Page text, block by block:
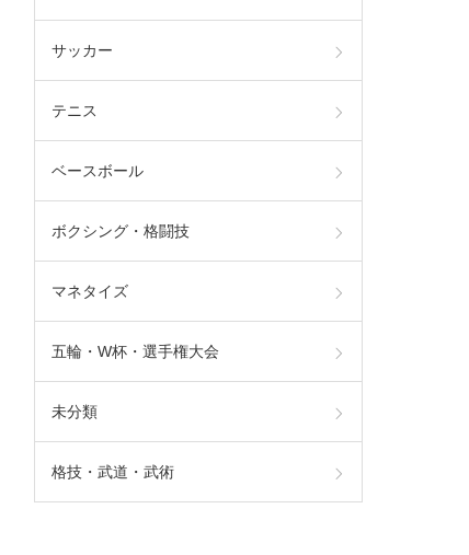
サッカー
テニス
ベースボール
ボクシング・格闘技
マネタイズ
五輪・W杯・選手権大会
未分類
格技・武道・武術